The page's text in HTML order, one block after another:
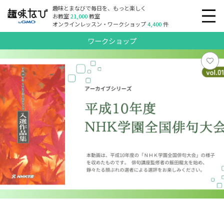
趣味とまなびで毎日を、もっと楽しく
お教室21,000教室
オンラインレッスン・ワークショップ4,400件
ワークショップ